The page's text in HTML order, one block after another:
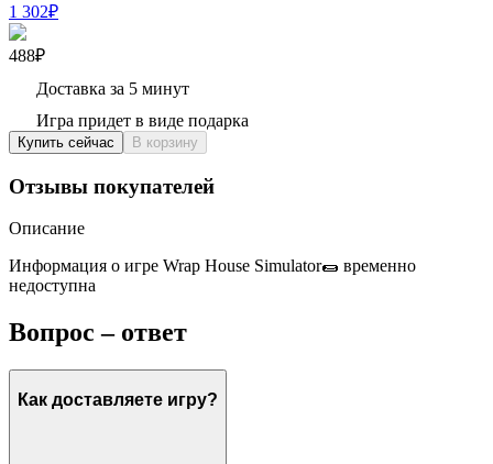
1 302₽
488₽
Доставка за 5 минут
Игра придет в виде подарка
Купить сейчас В корзину
Отзывы покупателей
Описание
Информация о игре Wrap House Simulator🌯 временно
недоступна
Вопрос – ответ
Как доставляете игру?